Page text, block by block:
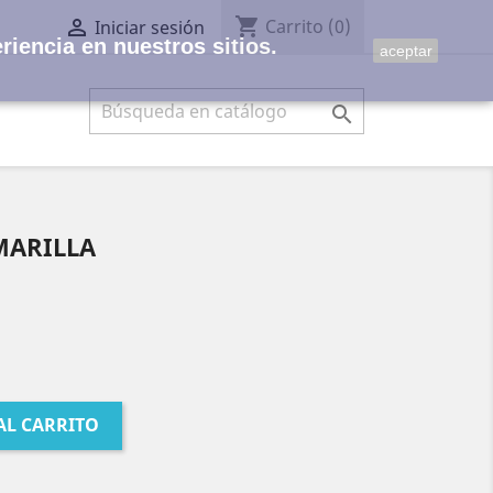
 Iniciar sesión shopping_cart Carrito (0)

CARRITO
en nuestros sitios. aceptar